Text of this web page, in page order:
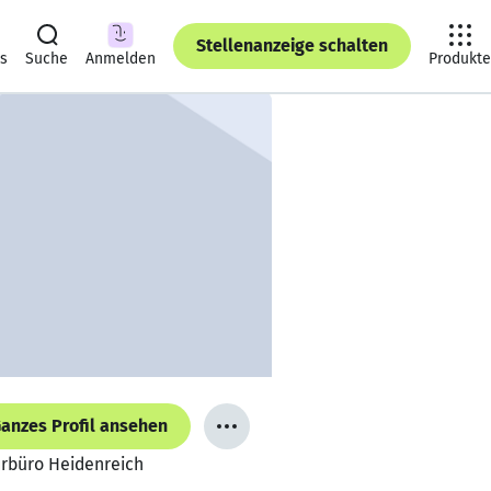
Suche Anmelden
Stellenanzeige schalten
Produkte
Profil ansehen
Heidenreich